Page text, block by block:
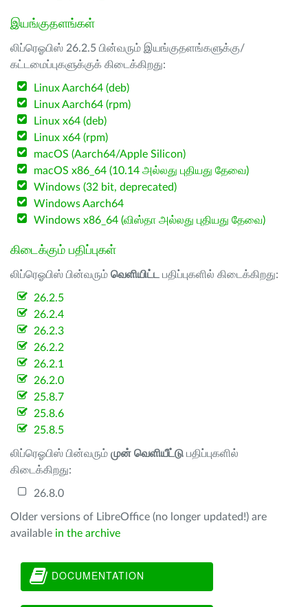
இயங்குதளங்கள்
லிப்ரெஓபிஸ் 26.2.5 பின்வரும் இயங்குதளங்களுக்கு/
கட்டமைப்புகளுக்குக் கிடைக்கிறது:
Linux Aarch64 (deb)
Linux Aarch64 (rpm)
Linux x64 (deb)
Linux x64 (rpm)
macOS (Aarch64/Apple Silicon)
macOS x86_64 (10.14 அல்லது புதியது தேவை)
Windows (32 bit, deprecated)
Windows Aarch64
Windows x86_64 (விஸ்தா அல்லது புதியது தேவை)
கிடைக்கும் பதிப்புகள்
லிப்ரெஓபிஸ் பின்வரும் வெளியிட்ட பதிப்புகளில் கிடைக்கிறது:
26.2.5
26.2.4
26.2.3
26.2.2
26.2.1
26.2.0
25.8.7
25.8.6
25.8.5
லிப்ரெஓபிஸ் பின்வரும் முன் வெளியீட்டு பதிப்புகளில்
கிடைக்கிறது:
26.8.0
Older versions of LibreOffice (no longer updated!) are
available in the archive
DOCUMENTATION